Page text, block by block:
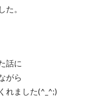
。
話に
がら
れました(^_^;)